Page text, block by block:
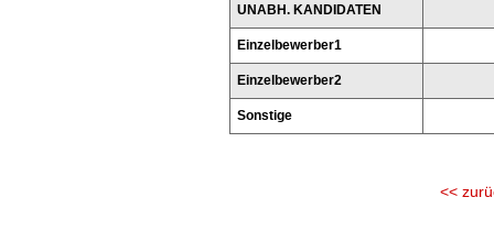
UNABH. KANDIDATEN
Einzelbewerber1
Einzelbewerber2
Sonstige
<<